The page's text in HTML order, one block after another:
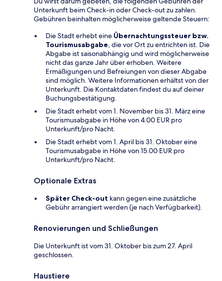
Unterkunft beim Check-in oder Check-out zu zahlen.
Gebühren beinhalten möglicherweise geltende Steuern:
Die Stadt erhebt eine Übernachtungssteuer bzw.
Tourismusabgabe, die vor Ort zu entrichten ist. Die
Abgabe ist saisonabhängig und wird möglicherweise
nicht das ganze Jahr über erhoben. Weitere
Ermäßigungen und Befreiungen von dieser Abgabe
sind möglich. Weitere Informationen erhältst von der
Unterkunft. Die Kontaktdaten findest du auf deiner
Buchungsbestätigung.
Die Stadt erhebt vom 1. November bis 31. März eine
Tourismusabgabe in Höhe von 4.00 EUR pro
Unterkunft/pro Nacht.
Die Stadt erhebt vom 1. April bis 31. Oktober eine
Tourismusabgabe in Höhe von 15.00 EUR pro
Unterkunft/pro Nacht.
Optionale Extras
Später Check-out kann gegen eine zusätzliche
Gebühr arrangiert werden (je nach Verfügbarkeit).
Renovierungen und Schließungen
Die Unterkunft ist vom 31. Oktober bis zum 27. April
geschlossen.
Haustiere